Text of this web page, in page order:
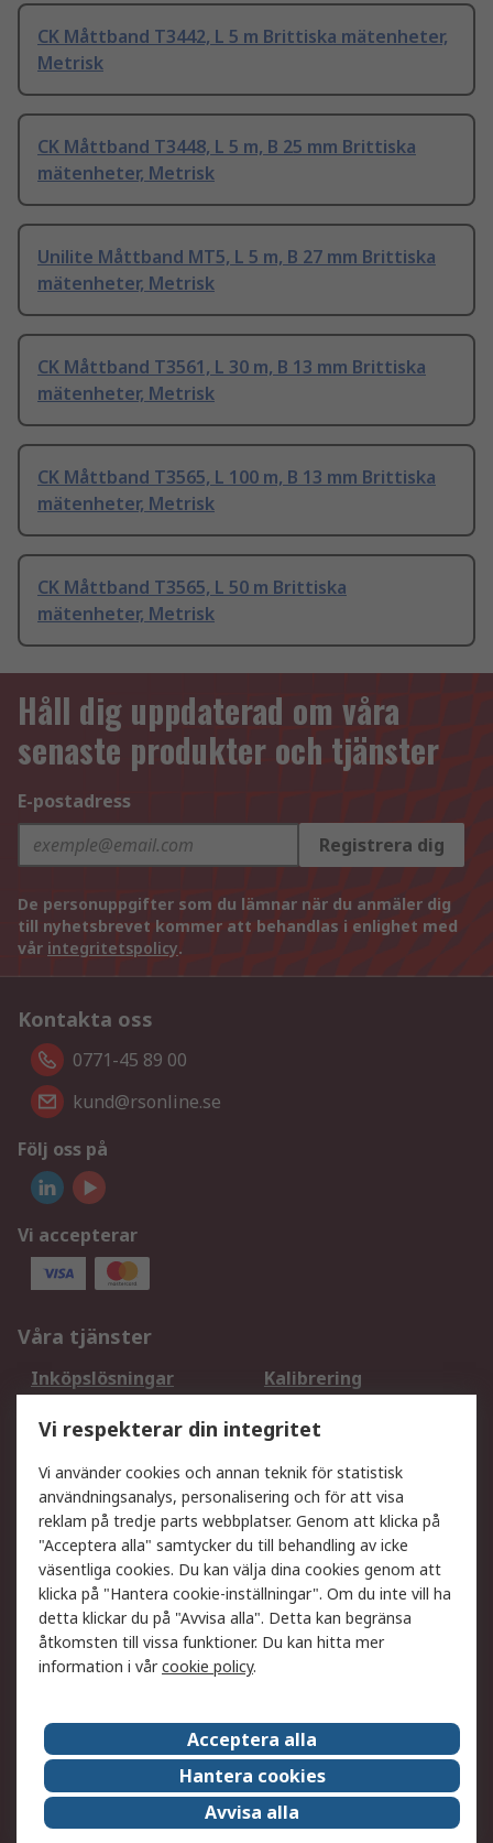
CK Måttband T3442, L 5 m Brittiska mätenheter,
Metrisk
CK Måttband T3448, L 5 m, B 25 mm Brittiska
mätenheter, Metrisk
Unilite Måttband MT5, L 5 m, B 27 mm Brittiska
mätenheter, Metrisk
CK Måttband T3561, L 30 m, B 13 mm Brittiska
mätenheter, Metrisk
CK Måttband T3565, L 100 m, B 13 mm Brittiska
mätenheter, Metrisk
CK Måttband T3565, L 50 m Brittiska
mätenheter, Metrisk
Håll dig uppdaterad om våra
senaste produkter och tjänster
E-postadress
Registrera dig
De personuppgifter som du lämnar när du anmäler dig
till nyhetsbrevet kommer att behandlas i enlighet med
vår integritetspolicy.
Kontakta oss
0771-45 89 00
kund@rsonline.se
Följ oss på
Vi accepterar
Våra tjänster
Inköpslösningar
Kalibrering
DesignSpark
Teknisk Support
Ditt lokala säljteam
Exportlösningar
Support
Få hjälp
Retur av varor
Leverans
Spåra din order
Begär en fakturakopi
Fördelar med RS-konto
Betalningsalternativ
Om RS
Försäljningsvillkor
Det juridiska
Press Centre
Jobba hos RS
ESG
Vi respekterar din integritet
Vi använder cookies och annan teknik för statistisk
användningsanalys, personalisering och för att visa
reklam på tredje parts webbplatser. Genom att klicka på
"Acceptera alla" samtycker du till behandling av icke
väsentliga cookies. Du kan välja dina cookies genom att
klicka på "Hantera cookie-inställningar". Om du inte vill ha
detta klickar du på "Avvisa alla". Detta kan begränsa
åtkomsten till vissa funktioner. Du kan hitta mer
information i vårcookie policy.
Acceptera alla
Hantera cookies
Avvisa alla